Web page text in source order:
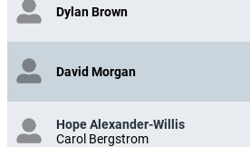
Dylan Brown
David Morgan
Hope Alexander-Willis
Carol Bergstrom